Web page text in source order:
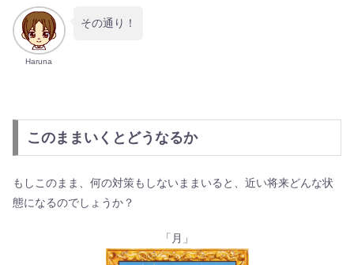
Haruna
その通り！
このままいくとどうなるか
もしこのまま、何の対策もしないままいると、近い将来どんな状
態になるのでしょうか？
「月」